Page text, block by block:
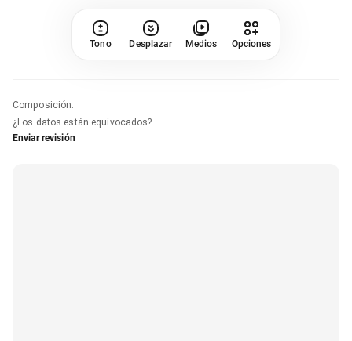
Tono Desplazar Medios Opciones
Composición:
¿Los datos están equivocados?
Enviar revisión